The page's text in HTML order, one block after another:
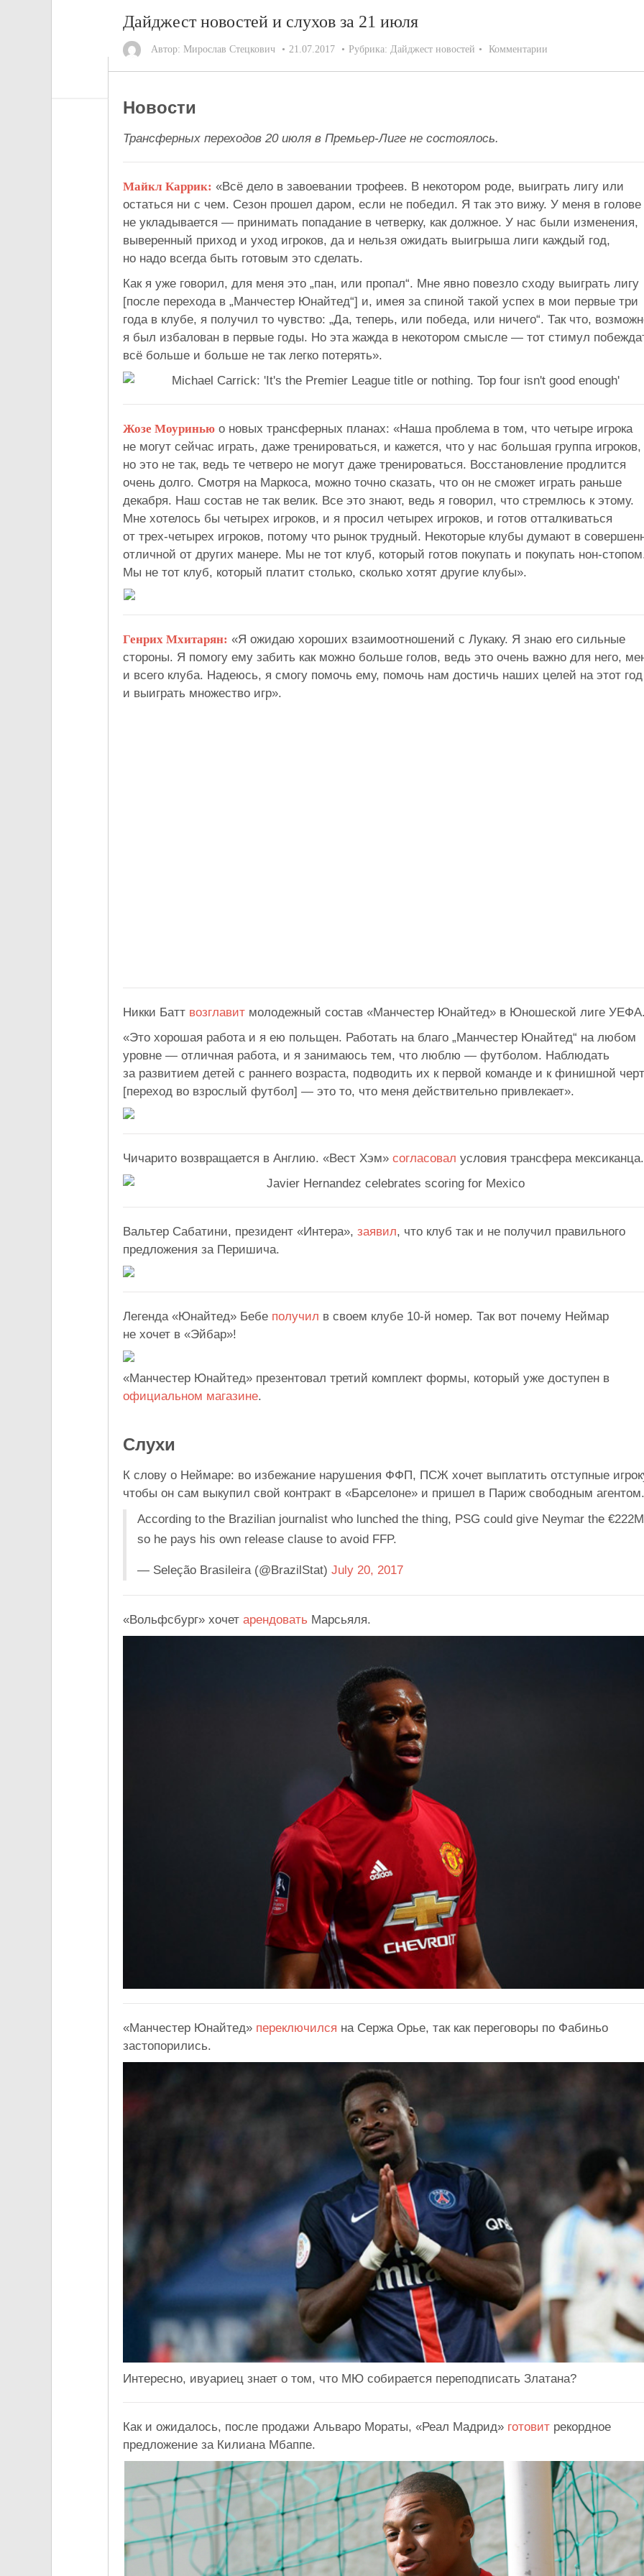
Дайджест новостей и слухов за 21 июля
Автор: Мирослав Стецкович 21.07.2017 Рубрика: Дайджест новостей Комментарии
Новости
Трансферных переходов 20 июля в Премьер-Лиге не состоялось.
Майкл Каррик: «Всё дело в завоевании трофеев. В некотором роде, выиграть лигу или
остаться ни с чем. Сезон прошел даром, если не победил. Я так это вижу. У меня в голове
не укладывается — принимать попадание в четверку, как должное. У нас были изменения,
выверенный приход и уход игроков, да и нельзя ожидать выигрыша лиги каждый год,
но надо всегда быть готовым это сделать.
Как я уже говорил, для меня это „пан, или пропал“. Мне явно повезло сходу выиграть лигу
[после перехода в „Манчестер Юнайтед“] и, имея за спиной такой успех в мои первые три
года в клубе, я получил то чувство: „Да, теперь, или победа, или ничего“. Так что,
я был избалован в первые годы. Но эта жажда в некотором смысле — тот стимул
всё больше и больше не так легко потерять».
Жозе Моуринью о новых трансферных планах: «Наша проблема в том, что четыре игрока
не могут сейчас играть, даже тренироваться, и кажется, что у нас большая группа игроков,
но это не так, ведь те четверо не могут даже тренироваться. Восстановление продлится
очень долго. Смотря на Маркоса, можно точно сказать, что он не сможет играть раньше
декабря. Наш состав не так велик. Все это знают, ведь я говорил, что стремлюсь к этому.
Мне хотелось бы четырех игроков, и я просил четырех игроков, и готов отталкиваться
от трех-четырех игроков, потому что рынок трудный. Некоторые клубы думают в
отличной от других манере. Мы не тот клуб, который готов покупать и покупать нон-
Мы не тот клуб, который платит столько, сколько хотят другие клубы».
Генрих Мхитарян: «Я ожидаю хороших взаимоотношений с Лукаку. Я знаю его сильные
стороны. Я помогу ему забить как можно больше голов, ведь это очень важно для него,
и всего клуба. Надеюсь, я смогу помочь ему, помочь нам достичь наших целей на этот год
и выиграть множество игр».
Никки Батт возглавит молодежный состав «Манчестер Юнайтед» в Юношеской лиге
«Это хорошая работа и я ею польщен. Работать на благо „Манчестер Юнайтед“ на любом
уровне — отличная работа, и я занимаюсь тем, что люблю — футболом. Наблюдать
за развитием детей с раннего возраста, подводить их к первой команде и к финишной
[переход во взрослый футбол] — это то, что меня действительно привлекает».
Чичарито возвращается в Англию. «Вест Хэм» согласовал условия трансфера мексиканца.
Вальтер Сабатини, президент «Интера», заявил, что клуб так и не получил правильного
предложения за Перишича.
Легенда «Юнайтед» Бебе получил в своем клубе 10-й номер. Так вот почему Неймар
не хочет в «Эйбар»!
«Манчестер Юнайтед» презентовал третий комплект формы, который уже доступен в
официальном магазине.
Слухи
К слову о Неймаре: во избежание нарушения ФФП, ПСЖ хочет выплатить отступные
чтобы он сам выкупил свой контракт в «Барселоне» и пришел в Париж свободным агентом.
According to the Brazilian journalist who lunched the thing, PSG could give Neymar the €222M
so he pays his own release clause to avoid FFP.
— Seleção Brasileira (@BrazilStat) July 20, 2017
«Вольфсбург» хочет арендовать Марсьяля.
«Манчестер Юнайтед» переключился на Сержа Орье, так как переговоры по Фабиньо
застопорились.
Интересно, ивуариец знает о том, что МЮ собирается переподписать Златана?
Как и ожидалось, после продажи Альваро Мораты, «Реал Мадрид» готовит рекордное
предложение за Килиана Мбаппе.